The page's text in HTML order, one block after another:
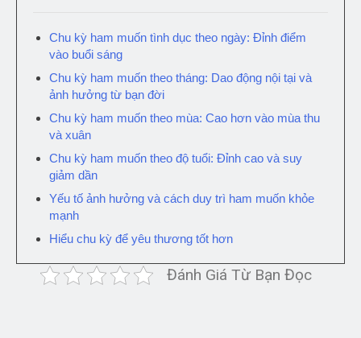
Chu kỳ ham muốn tình dục theo ngày: Đỉnh điểm
vào buổi sáng
Chu kỳ ham muốn theo tháng: Dao động nội tại và
ảnh hưởng từ bạn đời
Chu kỳ ham muốn theo mùa: Cao hơn vào mùa thu
và xuân
Chu kỳ ham muốn theo độ tuổi: Đỉnh cao và suy
giảm dần
Yếu tố ảnh hưởng và cách duy trì ham muốn khỏe
mạnh
Hiểu chu kỳ để yêu thương tốt hơn
Đánh Giá Từ Bạn Đọc